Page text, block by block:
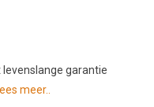
garantie
meer..